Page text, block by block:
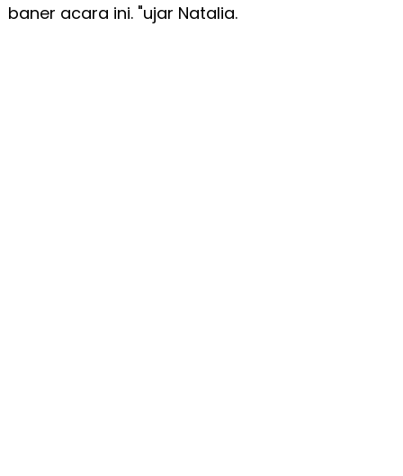
baner acara ini. "ujar Natalia.